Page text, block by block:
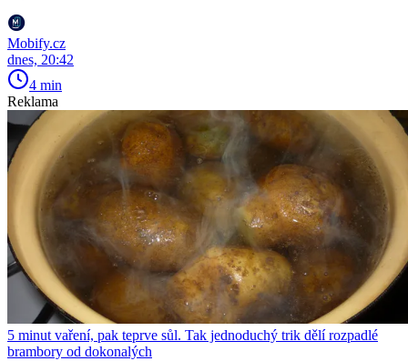
Mobify.cz
dnes, 20:42
4 min
Reklama
5 minut vaření, pak teprve sůl. Tak jednoduchý trik dělí rozpadlé
brambory od dokonalých